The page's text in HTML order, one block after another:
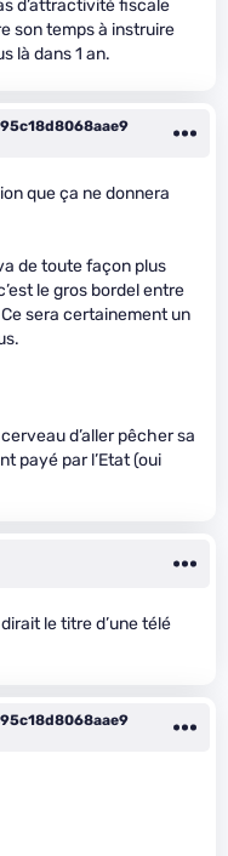
d’attractivité fiscale
son temps à instruire
là dans 1 an.
que ça ne donnera
de toute façon plus
le gros bordel entre
sera certainement un
d’aller pêcher sa
payé par l’Etat (oui
le titre d’une télé